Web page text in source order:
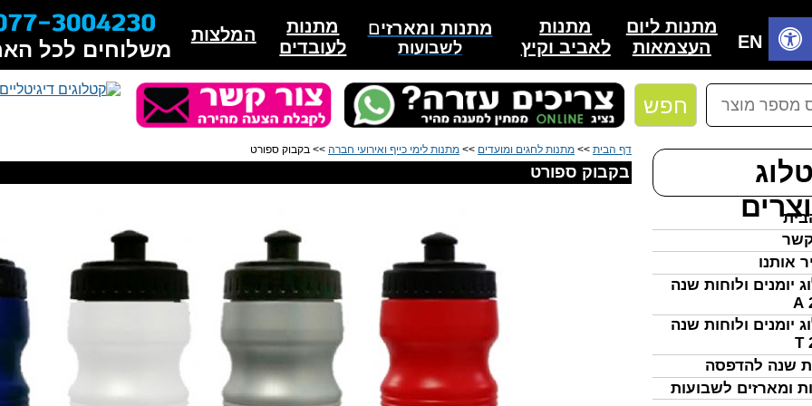
חפש
אותנו
יומנים ולוחות שנה
יומנים ולוחות שנה
שנה להדפסה
ומארזים לשבועות
EN
מתנות
לאביב וקיץ
המלצות
מתנות
לעובדים
מתנות ומארזים
לשבועות
מתנות ליום
העצמאות
משלוחים לכל
דף הבית >> מתנות לחגים ומועדים >> מתנות לימי כייף ואירועי חברה >> בקבוק ספורט
בקבוק ספורט